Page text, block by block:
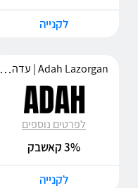
לקנייה
Adah Lazorgan | עדה לזורגן
לפרטים נוספים
3% קאשבק
לקנייה